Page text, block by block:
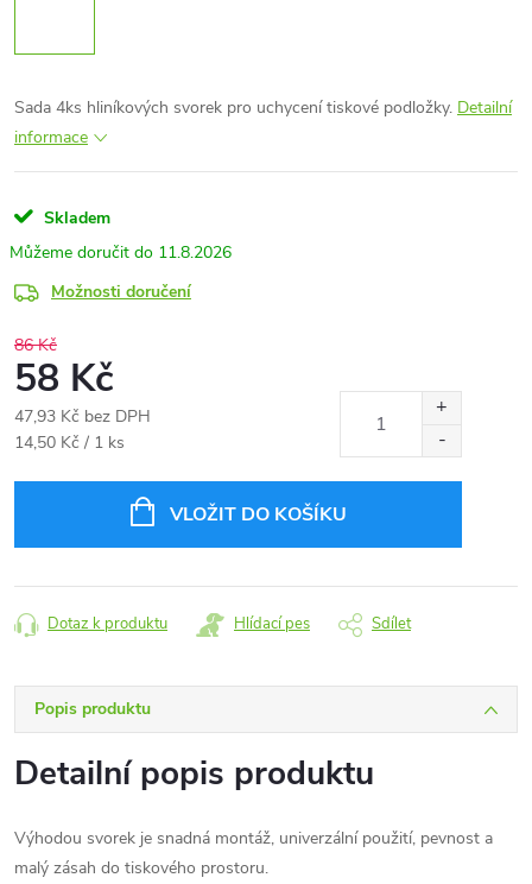
Sada 4ks hliníkových svorek pro uchycení tiskové podložky. Detailní
informace
Skladem
11.8.2026
Možnosti doručení
86 Kč
58 Kč
47,93 Kč bez DPH
Měrná
14,50 Kč / 1 ks
VLOŽIT DO KOŠÍKU
Dotaz k produktu Hlídací pes Sdílet
Popis produktu
Detailní popis produktu
Výhodou svorek je snadná montáž, univerzální použití, pevnost a
malý zásah do tiskového prostoru.